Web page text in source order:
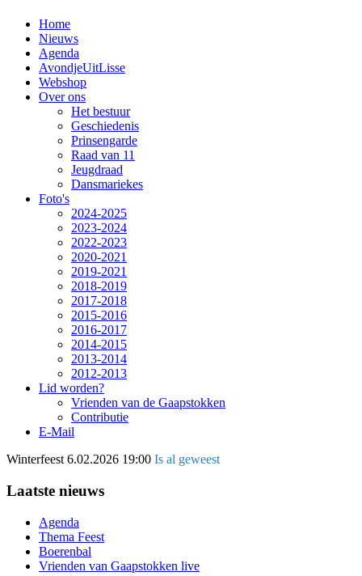
Home
Nieuws
Agenda
AvondjeUitLisse
Webshop
Over ons
Het bestuur
Geschiedenis
Prinsengarde
Raad van 11
Jeugdraad
Dansmariekes
Foto's
2024-2025
2023-2024
2022-2023
2020-2021
2019-2021
2018-2019
2017-2018
2015-2016
2016-2017
2014-2015
2013-2014
2012-2013
Lid worden?
Vrienden van de Gaapstokken
Contributie
E-Mail
Winterfeest 6.02.2026 19:00 Is al geweest
Laatste nieuws
Agenda
Thema Feest
Boerenbal
Vrienden van Gaapstokken live